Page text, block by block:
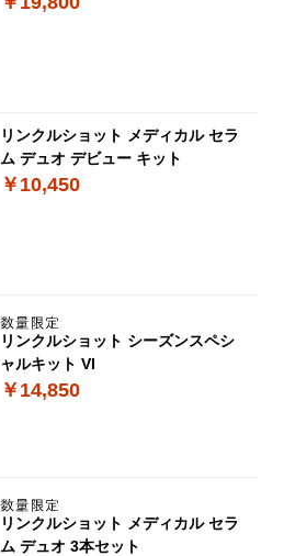
リンクルショット メディカル セラ
ム デュオ デビュー キット
￥10,450
リンクルショット シーズンスペシ
ャルキット VI
￥14,850
リンクルショット メディカル セラ
ム デュオ 3本セット